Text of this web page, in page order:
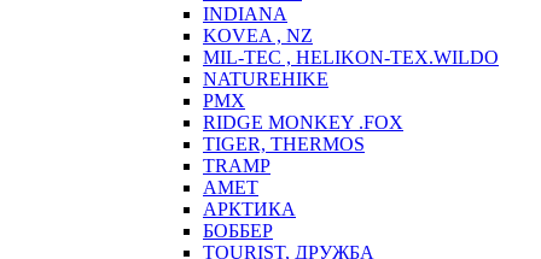
INDIANA
KOVEA , NZ
MIL-TEC , HELIKON-TEX.WILDO
NATUREHIKE
PMX
RIDGE MONKEY .FOX
TIGER, THERMOS
TRAMP
АМЕТ
АРКТИКА
БОББЕР
TOURIST, ДРУЖБА